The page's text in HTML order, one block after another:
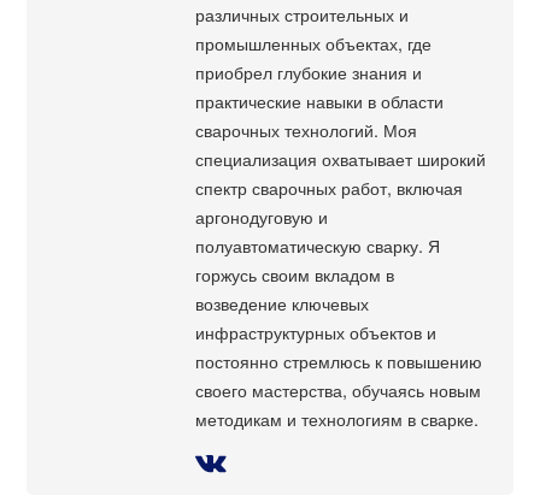
различных строительных и
промышленных объектах, где
приобрел глубокие знания и
практические навыки в области
сварочных технологий. Моя
специализация охватывает широкий
спектр сварочных работ, включая
аргонодуговую и
полуавтоматическую сварку. Я
горжусь своим вкладом в
возведение ключевых
инфраструктурных объектов и
постоянно стремлюсь к повышению
своего мастерства, обучаясь новым
методикам и технологиям в сварке.